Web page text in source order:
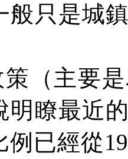
般只是城
（主要
明瞭最近
例已經從